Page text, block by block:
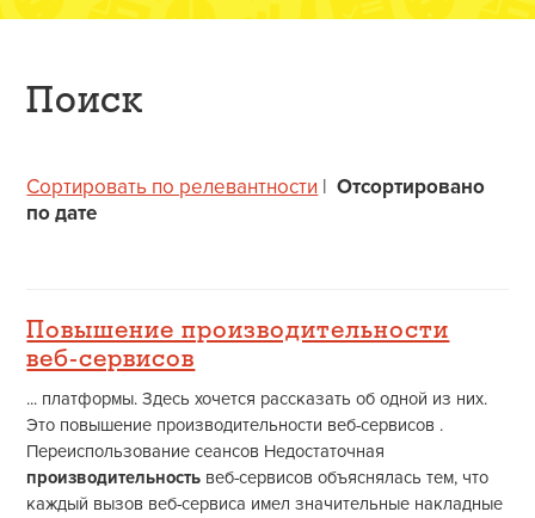
Поиск
Сортировать по релевантности |Отсортировано
по дате
Повышение производительности
веб-сервисов
... платформы. Здесь хочется рассказать об одной из них.
Это повышение производительности веб-сервисов .
Переиспользование сеансов Недостаточная
производительность веб-сервисов объяснялась тем, что
каждый вызов веб-сервиса имел значительные накладные